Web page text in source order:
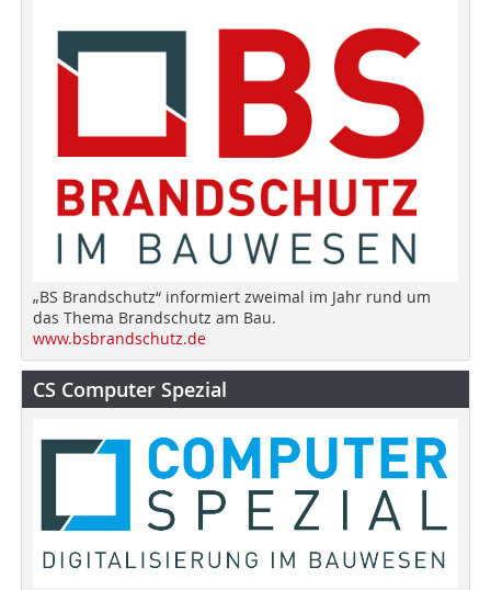
„BS Brandschutz“ informiert zweimal im Jahr rund um
das Thema Brandschutz am Bau.
www.bsbrandschutz.de
CS Computer Spezial